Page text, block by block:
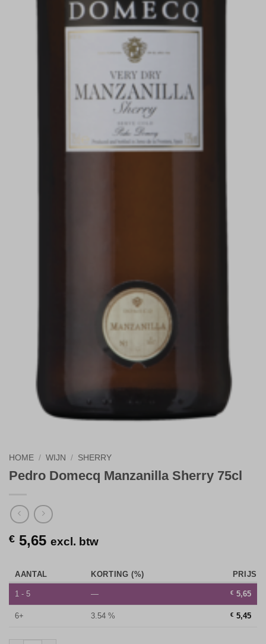
HOME / WIJN / SHERRY
Pedro Domecq Manzanilla Sherry 75cl
€ 5,65 excl. btw
AANTAL KORTING (%) PRIJS
1 - 5 — € 5,65
6+ 3.54 % € 5,45